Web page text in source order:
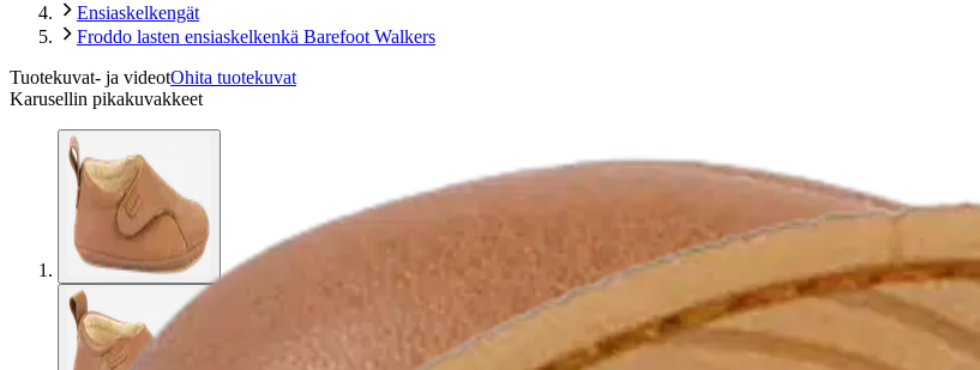
Ensiaskelkengät
Froddo lasten ensiaskelkenkä Barefoot Walkers
Tuotekuvat- ja videotOhita tuotekuvat
Karusellin pikakuvakkeet